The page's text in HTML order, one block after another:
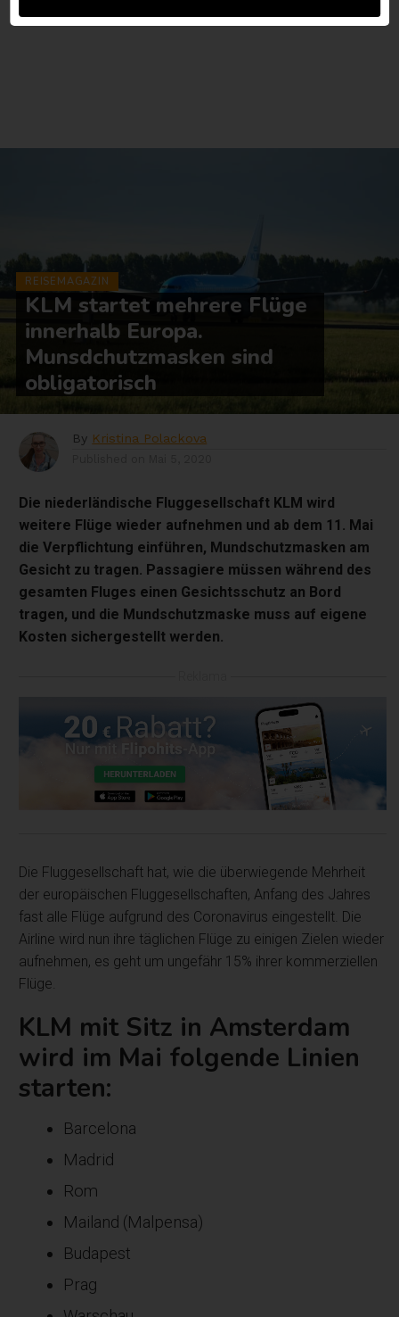
REISEMAGAZIN
KLM startet mehrere Flüge
innerhalb Europa.
Munsdchutzmasken sind
obligatorisch
By Kristina Polackova
Die niederländische Fluggesellschaft KLM wird
weitere Flüge wieder aufnehmen und ab dem 11. Mai
die Verpflichtung einführen, Mundschutzmasken am
Gesicht zu tragen. Passagiere müssen während des
gesamten Fluges einen Gesichtsschutz an Bord
tragen, und die Mundschutzmaske muss auf eigene
Kosten sichergestellt werden.
Die Fluggesellschaft hat, wie die überwiegende Mehrheit
der europäischen Fluggesellschaften, Anfang des Jahres
fast alle Flüge aufgrund des Coronavirus eingestellt. Die
Airline wird nun ihre täglichen Flüge zu einigen Zielen wieder
aufnehmen, es geht um ungefähr 15% ihrer kommerziellen
Flüge.
KLM mit Sitz in Amsterdam
wird im Mai folgende Linien
starten:
Barcelona
Madrid
Rom
Mailand (Malpensa)
Budapest
Prag